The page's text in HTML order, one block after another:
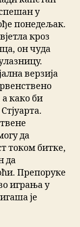
у
понедељак.
кроз
он чуда
верзија
како би
да
током битке,
да
Препоруке
играња у
је